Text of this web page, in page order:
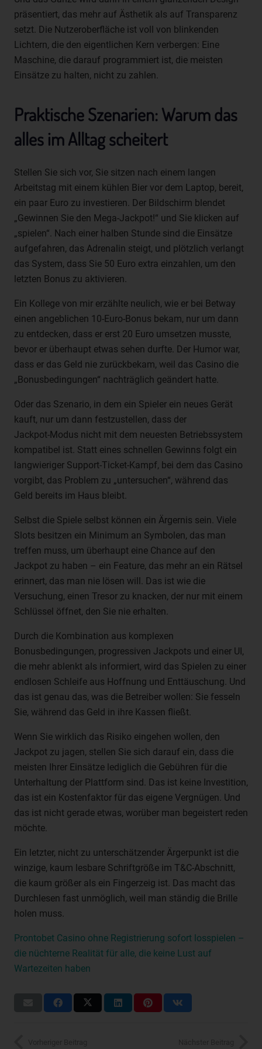
präsentiert, das mehr auf Ästhetik als auf Transparenz
setzt. Die Nutzeroberfläche ist voll von blinkenden
Lichtern, die den eigentlichen Kern verbergen: Eine
Maschine, die darauf programmiert ist, die meisten
Einsätze zu halten, nicht zu zahlen.
Praktische Szenarien: Warum das
alles im Alltag scheitert
Stellen Sie sich vor, Sie sitzen nach einem langen
Arbeitstag mit einem kühlen Bier vor dem Laptop, bereit,
ein paar Euro zu investieren. Der Bildschirm blendet
„Gewinnen Sie den Mega‑Jackpot!“ und Sie klicken auf
„spie​len“. Nach einer halben Stunde sind die Einsätze
aufgefahren, das Adrenalin steigt, und plötzlich verlangt
das System, dass Sie 50 Euro extra einzahlen, um den
letzten Bonus zu aktivieren.
Ein Kollege von mir erzählte neulich, wie er bei Betway
einen angeblichen 10‑Euro‑Bonus bekam, nur um dann
zu entdecken, dass er erst 20 Euro umsetzen musste,
bevor er überhaupt etwas sehen durfte. Der Humor war,
dass er das Geld nie zurückbekam, weil das Casino die
„Bonusbedingungen“ nachträglich geändert hatte.
Oder das Szenario, in dem ein Spieler ein neues Gerät
kauft, nur um dann festzustellen, dass der
Jackpot‑Modus nicht mit dem neuesten Betriebssystem
kompatibel ist. Statt eines schnellen Gewinns folgt ein
langwieriger Support‑Ticket‑Kampf, bei dem das Casino
vorgibt, das Problem zu „untersuchen“, während das
Geld bereits im Haus bleibt.
Selbst die Spiele selbst können ein Ärgernis sein. Viele
Slots besitzen ein Minimum an Symbolen, das man
treffen muss, um überhaupt eine Chance auf den
Jackpot zu haben – ein Feature, das mehr an ein Rätsel
erinnert, das man nie lösen will. Das ist wie die
Versuchung, einen Tresor zu knacken, der nur mit einem
Schlüssel öffnet, den Sie nie erhalten.
Durch die Kombination aus komplexen
Bonusbedingungen, progressiven Jackpots und einer UI,
die mehr ablenkt als informiert, wird das Spielen zu einer
endlosen Schleife aus Hoffnung und Enttäuschung. Und
das ist genau das, was die Betreiber wollen: Sie fesseln
Sie, während das Geld in ihre Kassen fließt.
Wenn Sie wirklich das Risiko eingehen wollen, den
Jackpot zu jagen, stellen Sie sich darauf ein, dass die
meisten Ihrer Einsätze lediglich die Gebühren für die
Unterhaltung der Plattform sind. Das ist keine Investition,
das ist ein Kostenfaktor für das eigene Vergnügen. Und
das ist nicht gerade etwas, worüber man begeistert reden
möchte.
Ein letzter, nicht zu unterschätzender Ärgerpunkt ist die
winzige, kaum lesbare Schriftgröße im T&C‑Abschnitt,
die kaum größer als ein Fingerzeig ist. Das macht das
Durchlesen fast unmöglich, weil man ständig die Brille
holen muss.
Prontobet Casino ohne Registrierung sofort losspielen –
die nüchterne Realität für alle, die keine Lust auf
Wartezeiten haben
oder vorherzusagen.
f) Pseudonymisierung
Pseudonymisierung ist die Verarbeitung
personenbezogener Daten in einer Weise, auf welche die
personenbezogenen Daten ohne Hinzuziehung
diese zusätzlichen Informationen gesondert aufbewahrt
Maßnahmen unterliegen, die gewährleisten, dass die
personenbezogenen Daten nicht einer identifizierten oder
g) Verantwortlicher oder für die
Verarbeitung Verantwortlicher
Verantwortlicher oder für die Verarbeitung
Verantwortlicher ist die natürliche oder juristische Person,
gemeinsam mit anderen über die Zwecke und Mittel der
Verarbeitung von personenbezogenen Daten entscheidet.
Sind die Zwecke und Mittel dieser Verarbeitung durch das
vorgegeben, so kann der Verantwortliche
beziehungsweise können die bestimmten Kriterien seiner
Benennung nach dem Unionsrecht oder dem Recht der
Mitgliedstaaten vorgesehen werden.
h) Auftragsverarbeiter
Auftragsverarbeiter ist eine natürliche oder juristische
personenbezogene Daten im Auftrag des
Verantwortlichen verarbeitet.
i) Empfänger
Empfänger ist eine natürliche oder juristische Person,
Behörde, Einrichtung oder andere Stelle, der
personenbezogene Daten offengelegt werden,
unabhängig davon, ob es sich bei ihr um einen Dritten
bestimmten Untersuchungsauftrags nach dem
Unionsrecht oder dem Recht der Mitgliedstaaten
möglicherweise personenbezogene Daten erhalten,
gelten jedoch nicht als Empfänger.
j) Dritter
Dritter ist eine natürliche oder juristische Person,
Behörde, Einrichtung oder andere Stelle außer der
Auftragsverarbeiter und den Personen, die unter der
unmittelbaren Verantwortung des Verantwortlichen oder
des Auftragsverarbeiters befugt sind, die
personenbezogenen Daten zu verarbeiten.
k) Einwilligung
Einwilligung ist jede von der betroffenen Person freiwillig
unmissverständlich abgegebene Willensbekundung in
Form einer Erklärung oder einer sonstigen eindeutigen
bestätigenden Handlung, mit der die betroffene Person zu
verstehen gibt, dass sie mit der Verarbeitung der sie
betreffenden personenbezogenen Daten einverstanden
Verarbeitung Verantwortlichen
Verantwortlicher im Sinne der Datenschutz-Grundverordnung,
sonstiger in den Mitgliedstaaten der Europäischen Union
geltenden Datenschutzgesetze und anderer Bestimmungen mit
datenschutzrechtlichem Charakter ist:
OctoGate IT Security Systems GmbH
Frank Menne
Friedrich-List-Straße 42
Telefon: 05251 180400